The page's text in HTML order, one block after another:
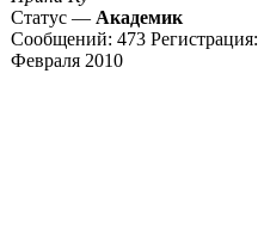
Статус — Академик
Сообщений: 473 Регистрация:
Февраля 2010